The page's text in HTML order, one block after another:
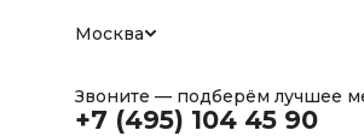
Москва
Звоните — подберём лучшее
+7 (495) 104 45 90